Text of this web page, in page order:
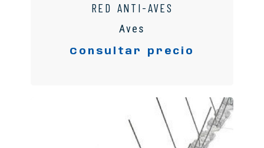
RED ANTI-AVES
Aves
Consultar precio